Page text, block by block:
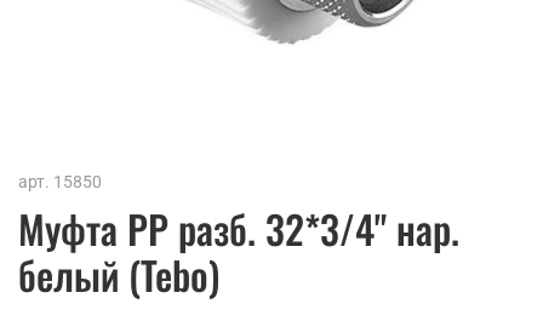
арт. 15850
Муфта РР разб. 32*3/4" нар.
белый (Tebo)